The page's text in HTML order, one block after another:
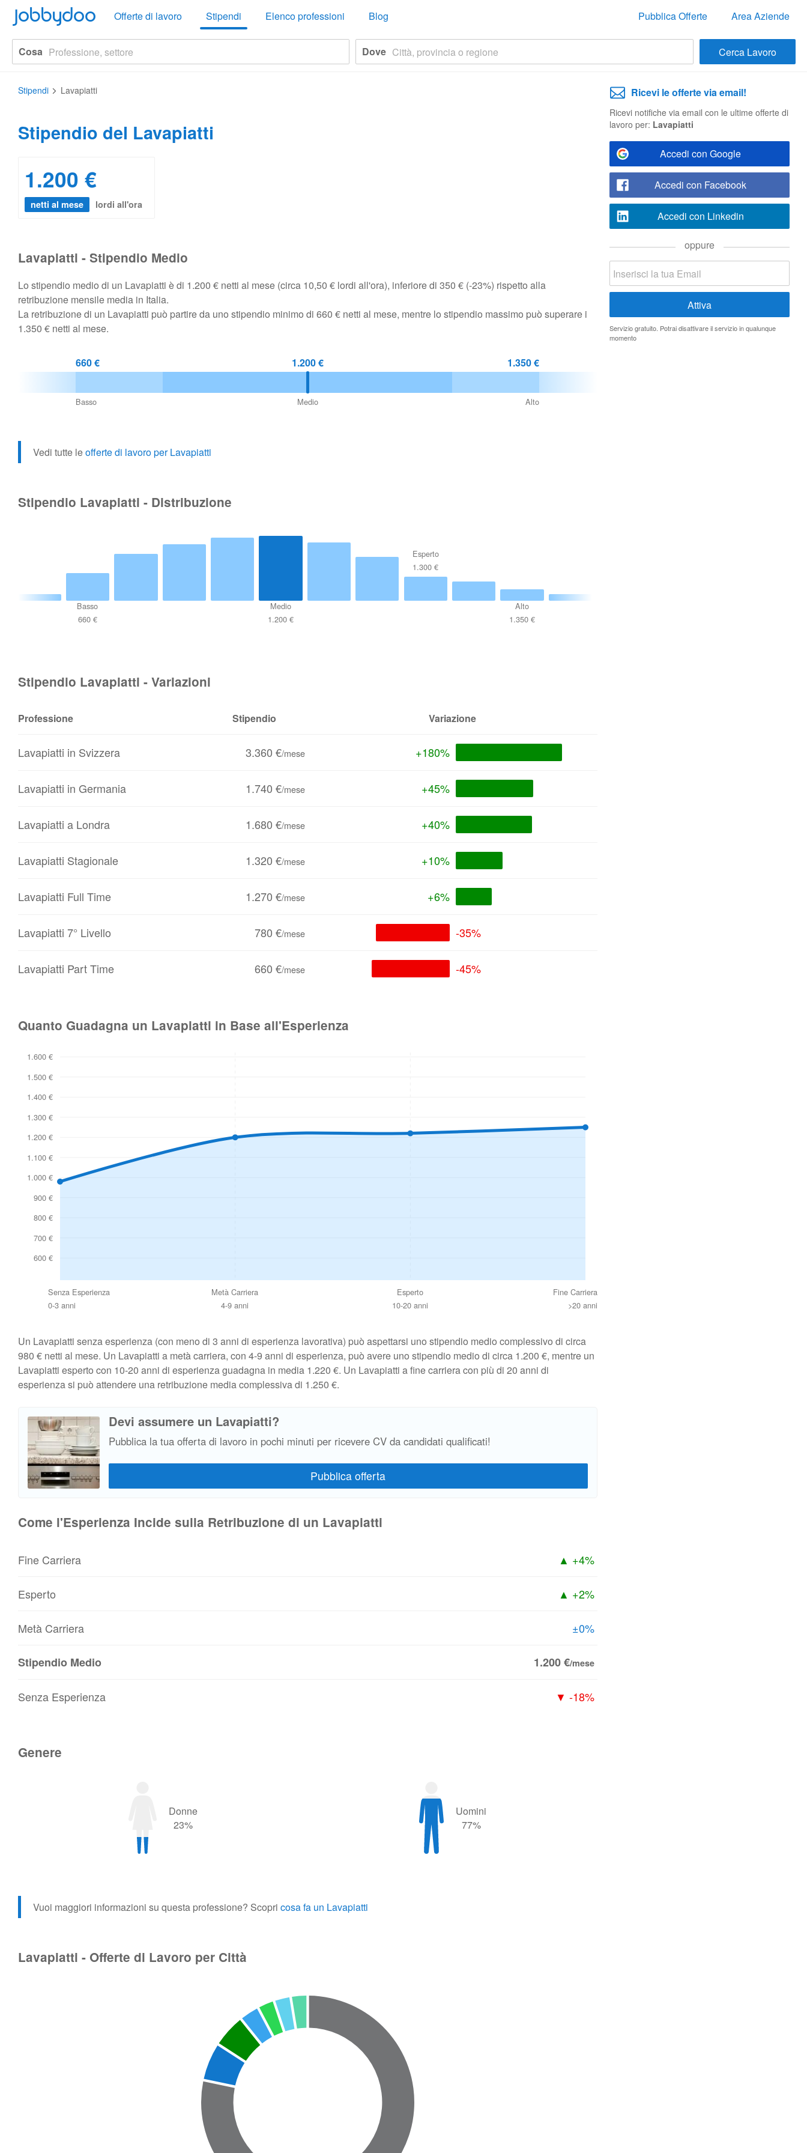
Jobbydoo Offerte di lavoro Stipendi Elenco professioni Blog Pubblica Offerte Area Aziende
Cosa Dove
Stipendi Lavapiatti
Stipendio del Lavapiatti
1.200 €
netti al mese lordi all'ora
Lavapiatti - Stipendio Medio
Lo stipendio medio di un Lavapiatti è di 1.200 € netti al mese (circa 10,50 € lordi all'ora), inferiore di 350 € (-23%) rispetto alla
retribuzione mensile media in Italia.
La retribuzione di un Lavapiatti può partire da uno stipendio minimo di 660 € netti al mese, mentre lo stipendio massimo può superare i
1.350 € netti al mese.
660 €
Basso
1.200 €
Medio
1.350 €
Alto
Vedi tutte leofferte di lavoro per Lavapiatti
Stipendio Lavapiatti - Distribuzione
Basso
660 €
Medio
1.200 €
Esperto
1.300 €
Alto
1.350 €
Stipendio Lavapiatti - Variazioni
Professione Stipendio Variazione
Lavapiatti in Svizzera 3.360 €/mese +180%
Lavapiatti in Germania 1.740 €/mese +45%
Lavapiatti a Londra 1.680 €/mese +40%
Lavapiatti Stagionale 1.320 €/mese +10%
Lavapiatti Full Time 1.270 €/mese +6%
Lavapiatti 7° Livello 780 €/mese -35%
Lavapiatti Part Time 660 €/mese -45%
Quanto Guadagna un Lavapiatti in Base all'Esperienza
600 €
700 €
800 €
900 €
1.000 €
1.100 €
1.200 €
1.300 €
1.400 €
1.500 €
1.600 €
Senza Esperienza
0-3 anni
Metà Carriera
4-9 anni
Esperto
10-20 anni
Fine Carriera
>20 anni
Un Lavapiatti senza esperienza (con meno di 3 anni di esperienza lavorativa) può aspettarsi uno stipendio medio complessivo di circa
980 € netti al mese. Un Lavapiatti a metà carriera, con 4-9 anni di esperienza, può avere uno stipendio medio di circa 1.200 €, mentre un
Lavapiatti esperto con 10-20 anni di esperienza guadagna in media 1.220 €. Un Lavapiatti a fine carriera con più di 20 anni di
esperienza si può attendere una retribuzione media complessiva di 1.250 €.
Devi assumere un Lavapiatti?
Pubblica la tua offerta di lavoro in pochi minuti per ricevere CV da candidati qualificati!
Come l'Esperienza Incide sulla Retribuzione di un Lavapiatti
Fine Carriera ▲ +4%
Esperto ▲ +2%
Metà Carriera ±0%
Stipendio Medio 1.200 €/mese
Senza Esperienza ▼ -18%
Genere
Donne
23%
Uomini
77%
Vuoi maggiori informazioni su questa professione? Scopri cosa fa un Lavapiatti
Lavapiatti - Offerte di Lavoro per Città
Ricevi le offerte via email!
Ricevi notifiche via email con le ultime offerte di
lavoro per: Lavapiatti
Accedi con Google
Accedi con Facebook
Accedi con Linkedin
oppure
Servizio gratuito. Potrai disattivare il servizio in qualunque
momento